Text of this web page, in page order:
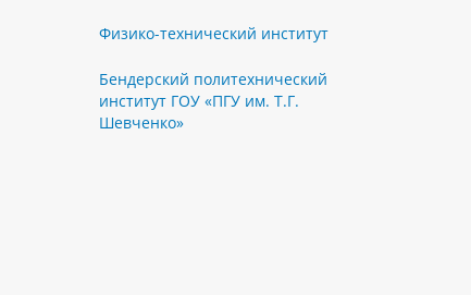
Физико-технический институт
Бендерский политехнический
институт ГОУ «ПГУ им. Т.Г.
Шевченко»